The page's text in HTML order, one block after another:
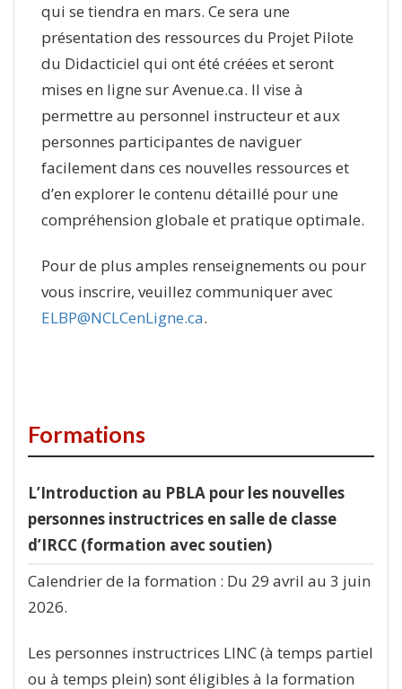
qui se tiendra en mars. Ce sera une
présentation des ressources du Projet Pilote
du Didacticiel qui ont été créées et seront
mises en ligne sur Avenue.ca. Il vise à
permettre au personnel instructeur et aux
personnes participantes de naviguer
facilement dans ces nouvelles ressources et
d’en explorer le contenu détaillé pour une
compréhension globale et pratique optimale.
Pour de plus amples renseignements ou pour
vous inscrire, veuillez communiquer avec
ELBP@NCLCenLigne.ca.
Formations
L’Introduction au PBLA pour les nouvelles
personnes instructrices en salle de classe
d’IRCC (formation avec soutien)
Calendrier de la formation : Du 29 avril au 3 juin
2026.
Les personnes instructrices LINC (à temps partiel
ou à temps plein) sont éligibles à la formation